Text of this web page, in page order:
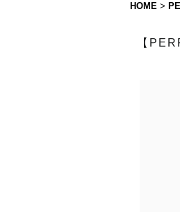
HOME >
【